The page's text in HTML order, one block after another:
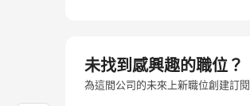
未找到感興趣的職位？
為這間公司的未來上新職位創建訂閱